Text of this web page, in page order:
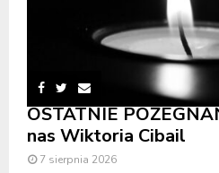
OSTATNIE
nas Wiktoria Cibail
7 sierpnia 2026